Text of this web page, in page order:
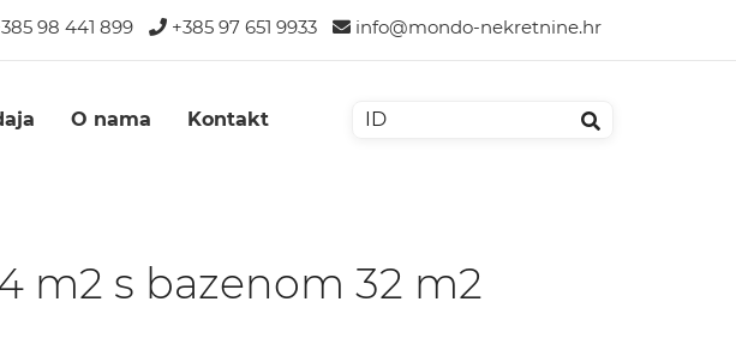
98 441 899 +385 97 651 9933 info@mondo-nekretnine.hr
O nama Kontakt
m2 s bazenom 32 m2